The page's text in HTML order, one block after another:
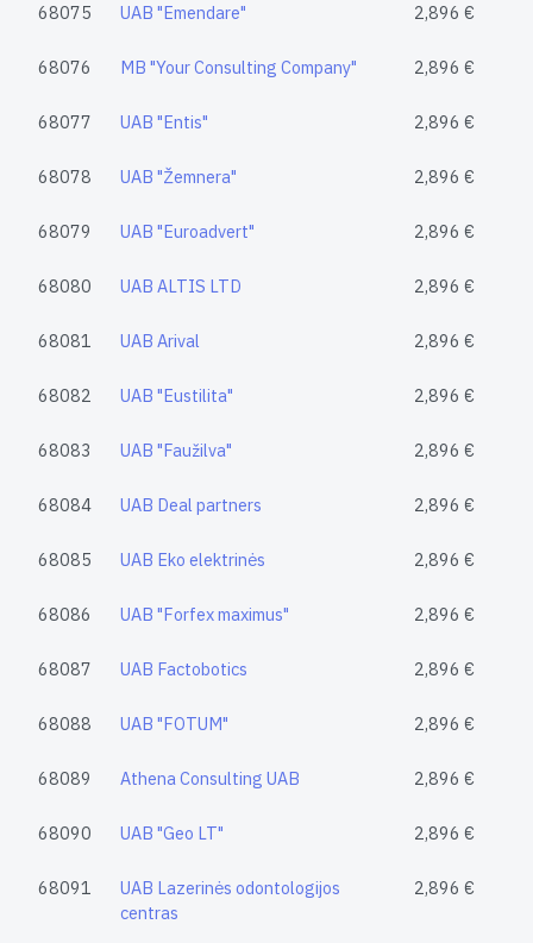
68075 UAB "Emendare" 2,896 €
68076 MB "Your Consulting Company" 2,896 €
68077 UAB "Entis" 2,896 €
68078 UAB "Žemnera" 2,896 €
68079 UAB "Euroadvert" 2,896 €
68080 UAB ALTIS LTD 2,896 €
68081 UAB Arival 2,896 €
68082 UAB "Eustilita" 2,896 €
68083 UAB "Faužilva" 2,896 €
68084 UAB Deal partners 2,896 €
68085 UAB Eko elektrinės 2,896 €
68086 UAB "Forfex maximus" 2,896 €
68087 UAB Factobotics 2,896 €
68088 UAB "FOTUM" 2,896 €
68089 Athena Consulting UAB 2,896 €
68090 UAB "Geo LT" 2,896 €
68091
UAB Lazerinės odontologijos
centras
2,896 €